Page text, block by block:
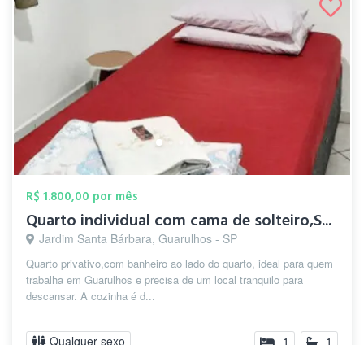
R$ 1.800,00 por mês
Quarto individual com cama de solteiro,S...
Jardim Santa Bárbara, Guarulhos - SP
Quarto privativo,com banheiro ao lado do quarto, ideal para quem
trabalha em Guarulhos e precisa de um local tranquilo para
descansar. A cozinha é d...
Qualquer sexo 1 1